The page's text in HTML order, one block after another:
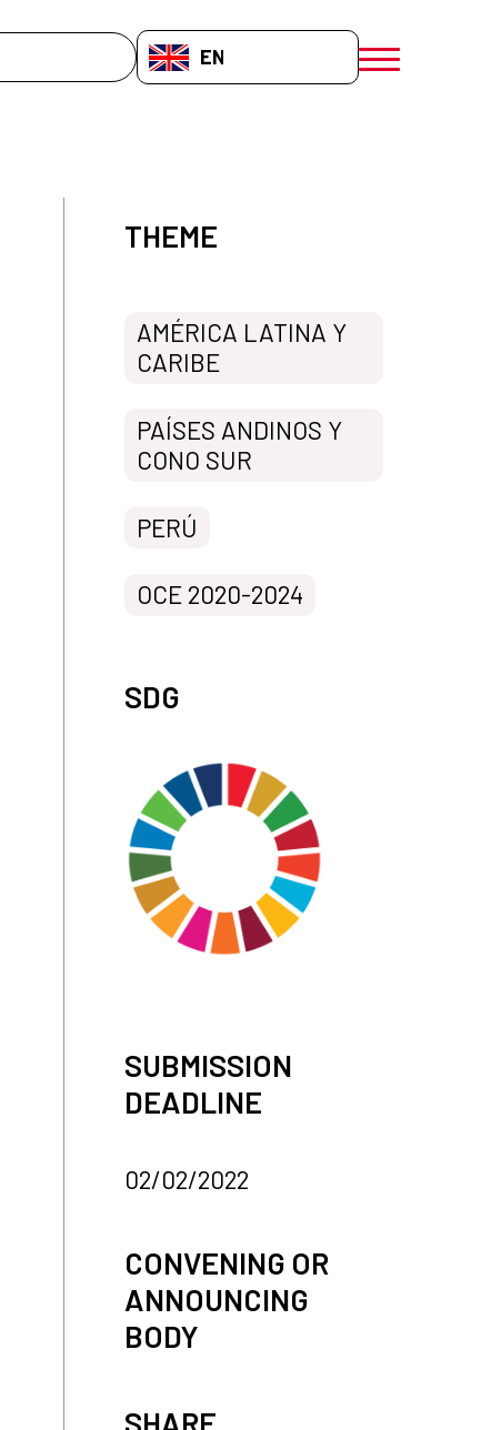
EN-GB
menú móvil
THEME
AMÉRICA LATINA Y
CARIBE
PAÍSES ANDINOS Y
CONO SUR
PERÚ
OCE 2020-2024
SDG
SUBMISSION
DEADLINE
02/02/2022
CONVENING OR
ANNOUNCING
BODY
SHARE